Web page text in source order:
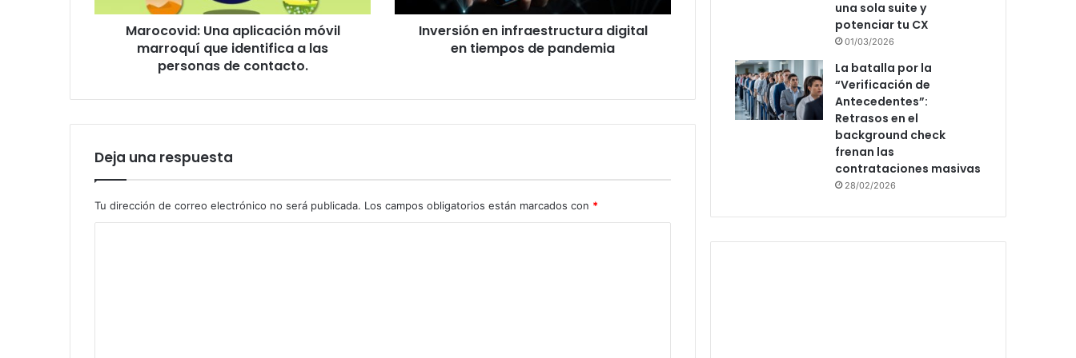
las
personasMarocovid: Una aplicación móvil
marroquí que identifica a las
personas de contacto.
Inversión en infraestructura digital
en tiempos de pandemia
Deja una respuesta
Tu dirección de correo electrónico no será publicada. Los campos obligatorios están marcados con *
una sola suite y
potenciar tu CX
01/03/2026
La batalla por la
“Verificación de
Antecedentes”:
Retrasos en el
background check
frenan las
contrataciones masivas
28/02/2026